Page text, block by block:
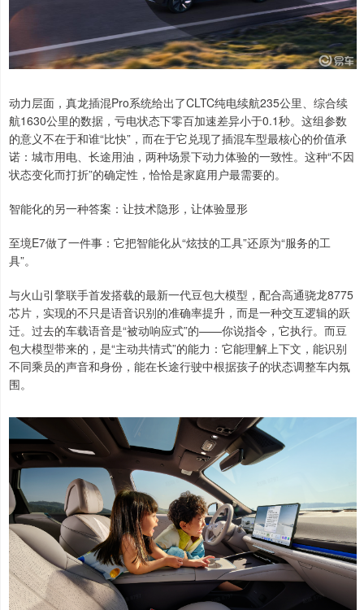
动力层面，真龙插混Pro系统给出了CLTC纯电续航235公里、综合续
航1630公里的数据，亏电状态下零百加速差异小于0.1秒。这组参数
的意义不在于和谁“比快”，而在于它兑现了插混车型最核心的价值承
诺：城市用电、长途用油，两种场景下动力体验的一致性。这种“不因
状态变化而打折”的确定性，恰恰是家庭用户最需要的。
智能化的另一种答案：让技术隐形，让体验显形
至境E7做了一件事：它把智能化从“炫技的工具”还原为“服务的工
具”。
与火山引擎联手首发搭载的最新一代豆包大模型，配合高通骁龙8775
芯片，实现的不只是语音识别的准确率提升，而是一种交互逻辑的跃
迁。过去的车载语音是“被动响应式”的——你说指令，它执行。而豆
包大模型带来的，是“主动共情式”的能力：它能理解上下文，能识别
不同乘员的声音和身份，能在长途行驶中根据孩子的状态调整车内氛
围。